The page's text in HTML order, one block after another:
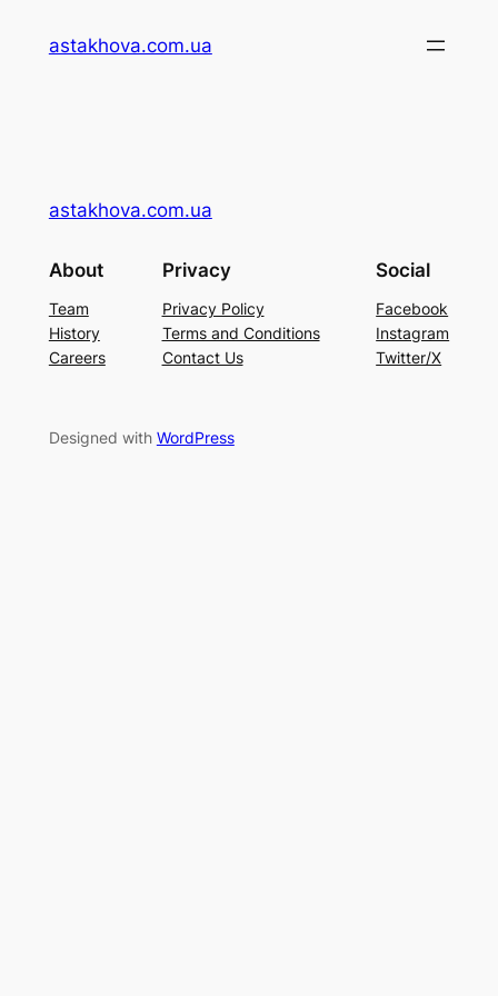
astakhova.com.ua
astakhova.com.ua
About
Team
History
Careers
Privacy
Privacy Policy
Terms and Conditions
Contact Us
Social
Facebook
Instagram
Twitter/X
Designed with WordPress